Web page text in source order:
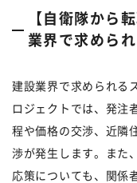
【自衛隊から
業界で求めら
建設業界で求められる
ロジェクトでは、発注
程や価格の交渉、近隣
渉が発生します。また
応策についても、関係